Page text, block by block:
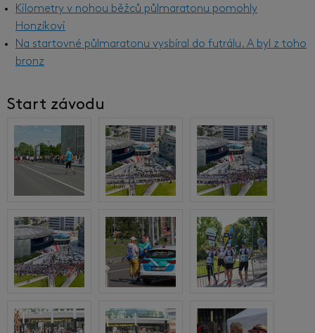
Kilometry v nohou běžců půlmaratonu pomohly
Honzíkovi
Na startovné půlmaratonu vysbíral do futrálu. A byl z toho
bronz
Start závodu